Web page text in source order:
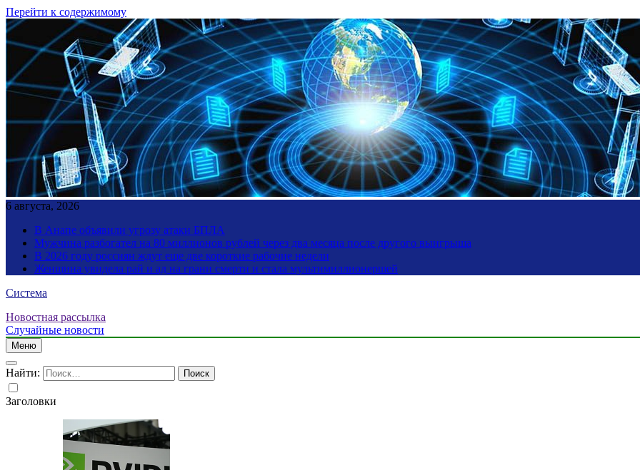
Перейти к содержимому
6 августа, 2026
В Анапе объявили угрозу атаки БПЛА
Мужчина разбогател на 80 миллионов рублей через два месяца после другого выигрыша
В 2026 году россиян ждут еще две короткие рабочие недели
Женщина увидела рай и ад на грани смерти и стала мультимиллионершей
Система
Новостная рассылка
Случайные новости
Меню
Найти:
Заголовки